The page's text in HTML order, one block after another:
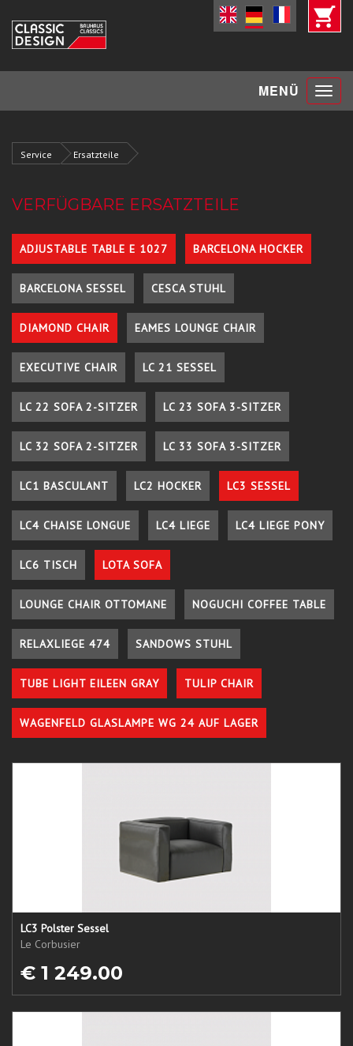
MENÜ Toggle
Service Ersatzteile
VERFÜGBARE ERSATZTEILE
ADJUSTABLE TABLE E 1027 BARCELONA HOCKER
BARCELONA SESSEL CESCA STUHL
DIAMOND CHAIR EAMES LOUNGE CHAIR
EXECUTIVE CHAIR LC 21 SESSEL
LC 22 SOFA 2-SITZER LC 23 SOFA 3-SITZER
LC 32 SOFA 2-SITZER LC 33 SOFA 3-SITZER
LC1 BASCULANT LC2 HOCKER LC3 SESSEL
LC4 CHAISE LONGUE LC4 LIEGE LC4 LIEGE PONY
LC6 TISCH LOTA SOFA
LOUNGE CHAIR OTTOMANE NOGUCHI COFFEE TABLE
RELAXLIEGE 474 SANDOWS STUHL
TUBE LIGHT EILEEN GRAY TULIP CHAIR
WAGENFELD GLASLAMPE WG 24 AUF LAGER
LC3 Polster Sessel
Le Corbusier
€ 1 249.00